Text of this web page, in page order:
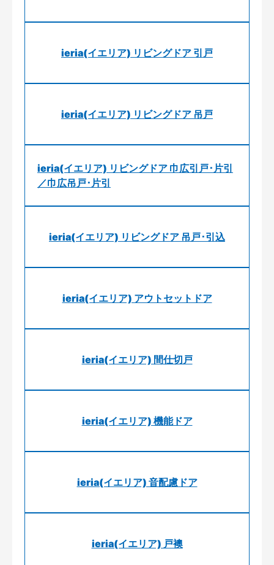
ieria(イエリア) リビングドア 引戸
ieria(イエリア) リビングドア 吊戸
ieria(イエリア) リビングドア 巾広引戸･片引
／巾広吊戸･片引
ieria(イエリア) リビングドア 吊戸･引込
ieria(イエリア) アウトセットドア
ieria(イエリア) 間仕切戸
ieria(イエリア) 機能ドア
ieria(イエリア) 音配慮ドア
ieria(イエリア) 戸襖